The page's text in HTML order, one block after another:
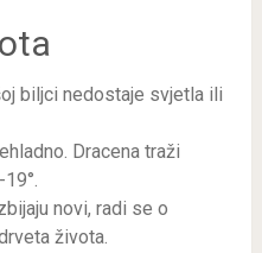
biljci nedostaje svjetla ili
Dracena traži
novi, radi se o
života.